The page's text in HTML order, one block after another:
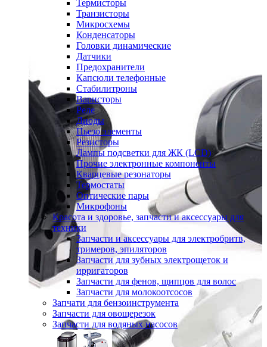
Термисторы
Транзисторы
Микросхемы
Конденсаторы
Головки динамические
Датчики
Предохранители
Капсюли телефонные
Стабилитроны
Варисторы
Реле
Диоды
Пьезо элементы
Резисторы
Лампы подсветки для ЖК (LCD)
Прочие электронные компоненты
Кварцевые резонаторы
Термостаты
Оптические пары
Микрофоны
Красота и здоровье, запчасти и аксессуары для
техники
Запчасти и аксессуары для электробритв,
тримеров, эпиляторов
Запчасти для зубных электрощеток и
ирригаторов
Запчасти для фенов, щипцов для волос
Запчасти для молокоотсосов
Запчати для бензоинструмента
Запчасти для овощерезок
Запчасти для водяных насосов